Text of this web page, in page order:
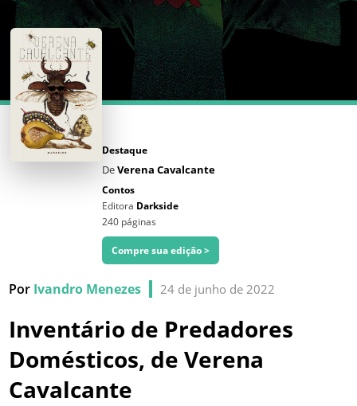
Destaque
DeVerena Cavalcante
Contos
Editora Darkside
240 páginas
Compre sua edição >
Por Ivandro Menezes 24 de junho de 2022
Inventário de Predadores
Domésticos, de Verena
Cavalcante